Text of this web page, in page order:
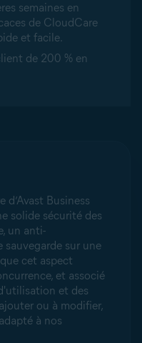
semaines en
de CloudCare
et facile.
de 200 % en
Business
solide sécurité des
un anti-
sauvegarde sur une
cet aspect
et associé
et des
ou à modifier,
à nos